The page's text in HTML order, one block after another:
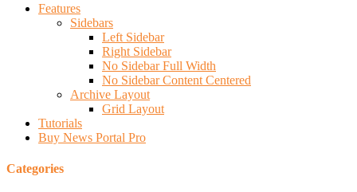
Features
Sidebars
Left Sidebar
Right Sidebar
No Sidebar Full Width
No Sidebar Content Centered
Archive Layout
Grid Layout
Tutorials
Buy News Portal Pro
Categories